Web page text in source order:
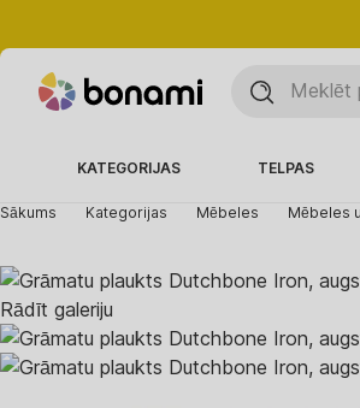
KATEGORIJAS TELPAS
Sākums Kategorijas Mēbeles Mēbeles
Rādīt galeriju